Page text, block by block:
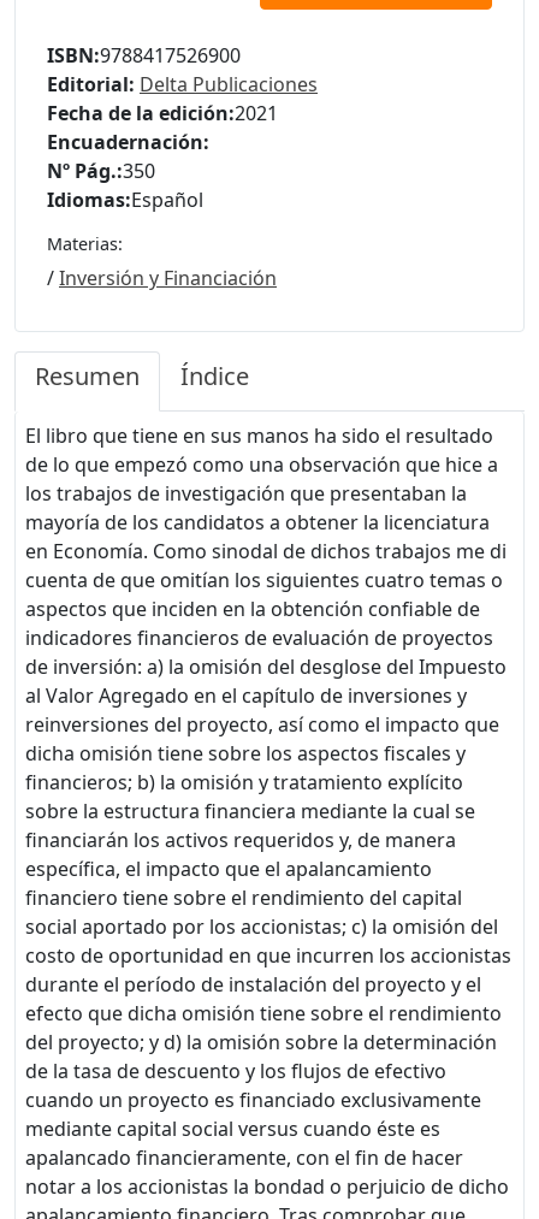
ISBN:9788417526900
Editorial: Delta Publicaciones
Fecha de la edición:2021
Encuadernación:
Nº Pág.:350
Idiomas:Español
Materias:
/Inversión y Financiación
Resumen Índice
El libro que tiene en sus manos ha sido el resultado
de lo que empezó como una observación que hice a
los trabajos de investigación que presentaban la
mayoría de los candidatos a obtener la licenciatura
en Economía. Como sinodal de dichos trabajos me di
cuenta de que omitían los siguientes cuatro temas o
aspectos que inciden en la obtención confiable de
indicadores financieros de evaluación de proyectos
de inversión: a) la omisión del desglose del Impuesto
al Valor Agregado en el capítulo de inversiones y
reinversiones del proyecto, así como el impacto que
dicha omisión tiene sobre los aspectos fiscales y
financieros; b) la omisión y tratamiento explícito
sobre la estructura financiera mediante la cual se
financiarán los activos requeridos y, de manera
específica, el impacto que el apalancamiento
financiero tiene sobre el rendimiento del capital
social aportado por los accionistas; c) la omisión del
costo de oportunidad en que incurren los accionistas
durante el período de instalación del proyecto y el
efecto que dicha omisión tiene sobre el rendimiento
del proyecto; y d) la omisión sobre la determinación
de la tasa de descuento y los flujos de efectivo
cuando un proyecto es financiado exclusivamente
mediante capital social versus cuando éste es
apalancado financieramente, con el fin de hacer
notar a los accionistas la bondad o perjuicio de dicho